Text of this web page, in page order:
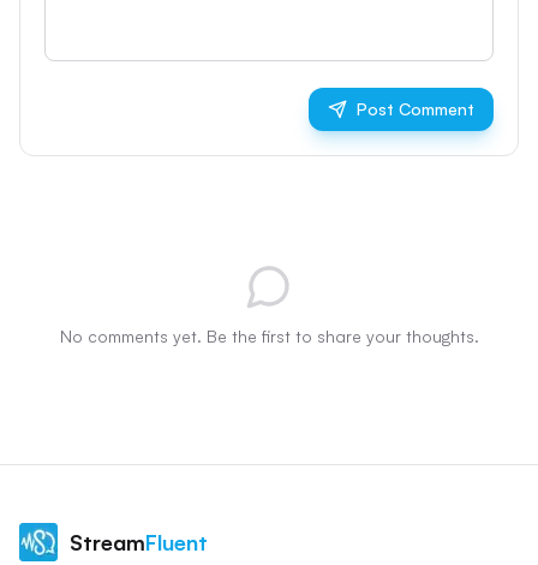
Post Comment
No comments yet. Be the first to share your thoughts.
StreamFluent